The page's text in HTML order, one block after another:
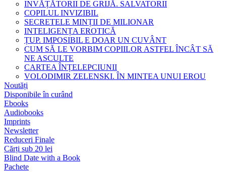
INVĂȚĂTORII DE GRIJĂ. SALVATORII
COPILUL INVIZIBIL
SECRETELE MINȚII DE MILIONAR
INTELIGENȚA EROTICĂ
ȚUP. IMPOSIBIL E DOAR UN CUVÂNT
CUM SĂ LE VORBIM COPIILOR ASTFEL ÎNCÂT SĂ
NE ASCULTE
CARTEA ÎNȚELEPCIUNII
VOLODIMIR ZELENSKI. ÎN MINTEA UNUI EROU
Noutăți
Disponibile în curând
Ebooks
Audiobooks
Imprints
Newsletter
Reduceri Finale
Cărți sub 20 lei
Blind Date with a Book
Pachete